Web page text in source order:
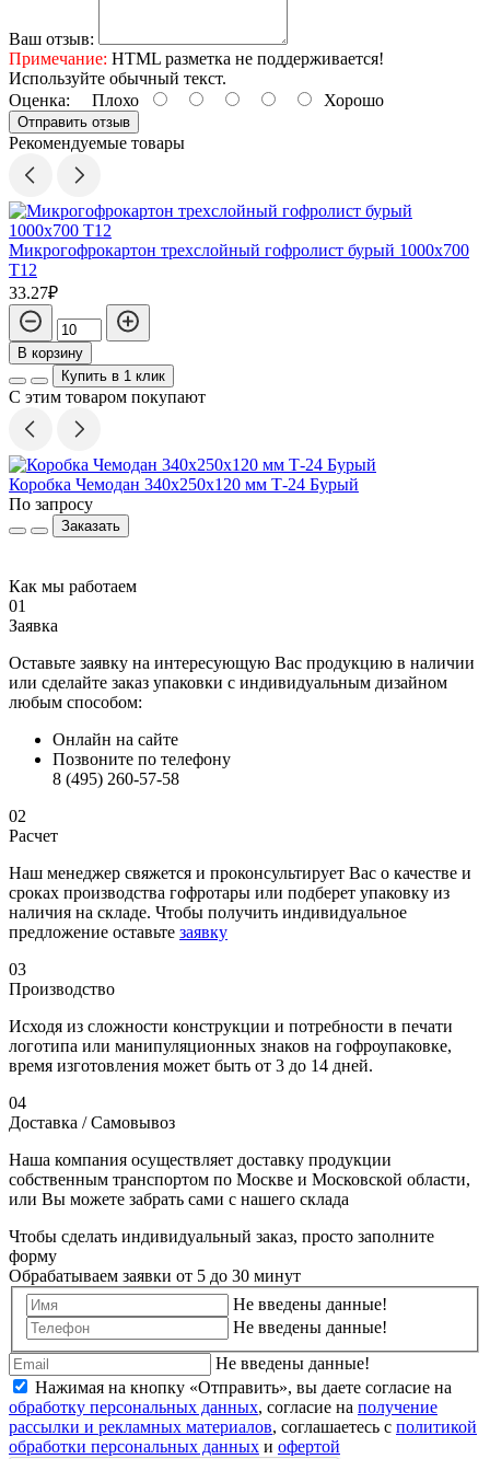
Ваш отзыв:
Примечание: HTML разметка не поддерживается!
Используйте обычный текст.
Оценка: Плохо Хорошо
Отправить отзыв
Рекомендуемые товары
Микрогофрокартон трехслойный гофролист бурый 1000х700
Т12
33.27₽
В корзину
Купить в 1 клик
С этим товаром покупают
Коробка Чемодан 340х250х120 мм Т-24 Бурый
По запросу
Заказать
Как мы работаем
01
Заявка
Оставьте заявку на интересующую Вас продукцию в наличии
или сделайте заказ упаковки с индивидуальным дизайном
любым способом:
Онлайн на сайте
Позвоните по телефону
8 (495) 260-57-58
02
Расчет
Наш менеджер свяжется и проконсультирует Вас о качестве и
сроках производства гофротары или подберет упаковку из
наличия на складе. Чтобы получить индивидуальное
предложение оставьте заявку
03
Производство
Исходя из сложности конструкции и потребности в печати
логотипа или манипуляционных знаков на гофроупаковке,
время изготовления может быть от 3 до 14 дней.
04
Доставка / Самовывоз
Наша компания осуществляет доставку продукции
собственным транспортом по Москве и Московской области,
или Вы можете забрать сами с нашего склада
Чтобы сделать индивидуальный заказ, просто заполните
форму
Обрабатываем заявки от 5 до 30 минут
Не введены данные!
Не введены данные!
Не введены данные!
Нажимая на кнопку «Отправить», вы даете согласие на
обработку персональных данных, согласие на получение
рассылки и рекламных материалов, соглашаетесь c политикой
обработки персональных данных и офертой